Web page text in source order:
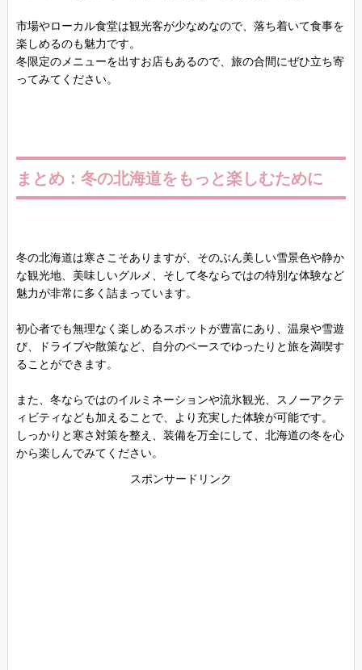
市場やローカル食堂は観光客が少なめなので、落ち着いて食事を
楽しめるのも魅力です。
冬限定のメニューを出すお店もあるので、旅の合間にぜひ立ち寄
ってみてください。
まとめ：冬の北海道をもっと楽しむために
冬の北海道は寒さこそありますが、そのぶん美しい雪景色や静か
な観光地、美味しいグルメ、そして冬ならではの特別な体験など
魅力が非常に多く詰まっています。
初心者でも無理なく楽しめるスポットが豊富にあり、温泉や雪遊
び、ドライブや散策など、自分のペースでゆったりと旅を満喫す
ることができます。
また、冬ならではのイルミネーションや流氷観光、スノーアクテ
ィビティなども加えることで、より充実した体験が可能です。
しっかりと寒さ対策を整え、装備を万全にして、北海道の冬を心
から楽しんでみてください。
スポンサードリンク